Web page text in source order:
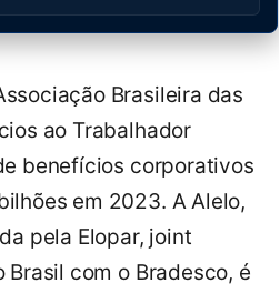
Brasileira das
ao Trabalhador
benefícios corporativos
em 2023. A Alelo,
pela Elopar, joint
com o Bradesco, é